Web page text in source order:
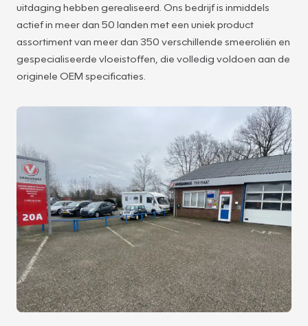
uitdaging hebben gerealiseerd. Ons bedrijf is inmiddels
actief in meer dan 50 landen met een uniek product
assortiment van meer dan 350 verschillende smeeroliën en
gespecialiseerde vloeistoffen, die volledig voldoen aan de
originele OEM specificaties.